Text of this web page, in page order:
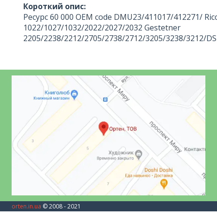
Короткий опис:
Ресурс 60 000 OEM code DMU23/411017/412271/
1022/1027/1032/2022/2027/2032 Gestetner
2205/2238/2212/2705/2738/2712/3205/3238/3212/
orten.in.ua © 2008 - 2021